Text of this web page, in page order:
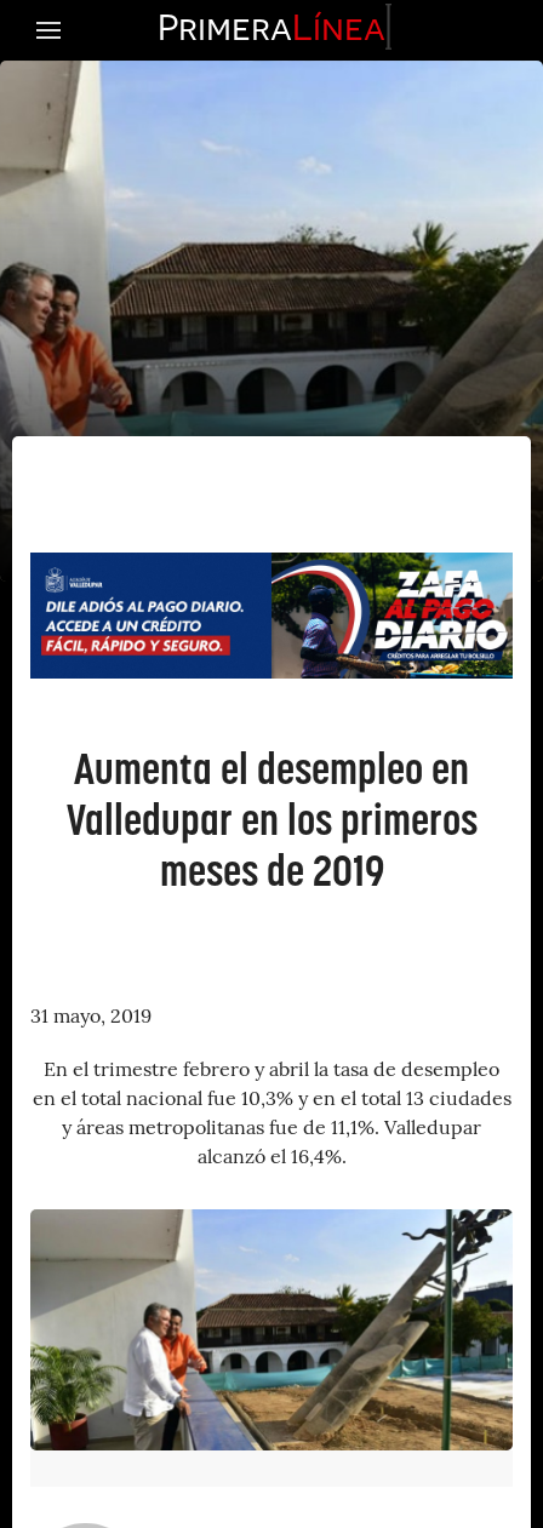
PrimeraLínea
Aumenta el desempleo en
Valledupar en los primeros
meses de 2019
31 mayo, 2019
En el trimestre febrero y abril la tasa de desempleo
en el total nacional fue 10,3% y en el total 13 ciudades
y áreas metropolitanas fue de 11,1%. Valledupar
alcanzó el 16,4%.